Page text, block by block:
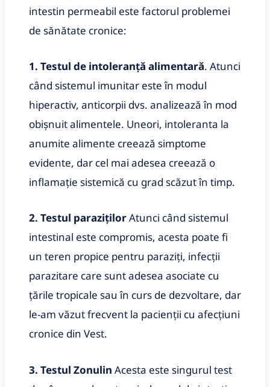
intestin permeabil este factorul problemei
de sănătate cronice:
1. Testul de intoleranță alimentară. Atunci
când sistemul imunitar este în modul
hiperactiv, anticorpii dvs. analizează în mod
obișnuit alimentele. Uneori, intoleranta la
anumite alimente creează simptome
evidente, dar cel mai adesea creează o
inflamație sistemică cu grad scăzut în timp.
2. Testul parazițilorAtunci când sistemul
intestinal este compromis, acesta poate fi
un teren propice pentru paraziți, infecții
parazitare care sunt adesea asociate cu
țările tropicale sau în curs de dezvoltare, dar
le-am văzut frecvent la pacienții cu afecțiuni
cronice din Vest.
3. Testul Zonulin Acesta este singurul test